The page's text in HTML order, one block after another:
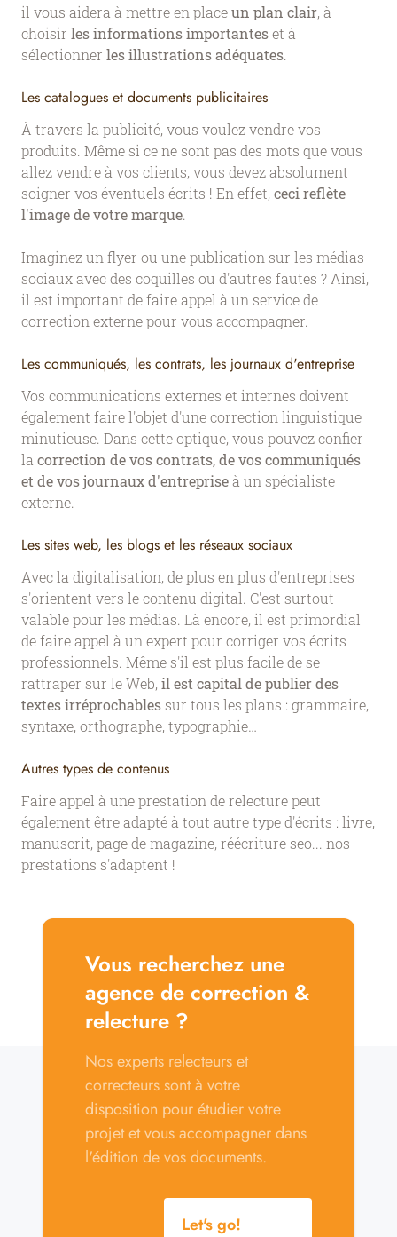
il vous aidera à mettre en placeun plan clair, à
choisir les informations importanteset à
sélectionner les illustrations adéquates.
Les catalogues et documents publicitaires
À travers la publicité, vous voulez vendre vos
produits. Même si ce ne sont pas des mots que vous
allez vendre à vos clients, vous devez absolument
soigner vos éventuels écrits ! En effet, ceci reflète
l'image de votre marque.
Imaginez un flyer ou une publication sur les médias
sociaux avec des coquilles ou d'autres fautes ? Ainsi,
il est important de faire appel à un service de
correction externe pour vous accompagner.
Les communiqués, les contrats, les journaux d'entreprise
Vos communications externes et internes doivent
également faire l'objet d'une correction linguistique
minutieuse. Dans cette optique, vous pouvez confier
la correction de vos contrats, de vos communiqués
et de vos journaux d'entrepriseà un spécialiste
externe.
Les sites web, les blogs et les réseaux sociaux
Avec la digitalisation, de plus en plus d'entreprises
s'orientent vers le contenu digital. C'est surtout
valable pour les médias. Là encore, il est primordial
de faire appel à un expert pour corriger vos écrits
professionnels. Même s'il est plus facile de se
rattraper sur le Web, il est capital de publier des
textes irréprochablessur tous les plans : grammaire,
syntaxe, orthographe, typographie…
Autres types de contenus
Faire appel à une prestation de relecture peut
également être adapté à tout autre type d'écrits : livre,
manuscrit, page de magazine, réécriture seo... nos
prestations s'adaptent !
Vous recherchez une
agence de correction &
relecture ?
Nos experts relecteurs et
correcteurs sont à votre
disposition pour étudier votre
projet et vous accompagner dans
l'édition de vos documents.
Let's go!